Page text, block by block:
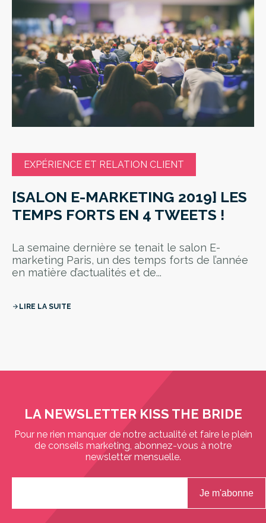
EXPÉRIENCE ET RELATION CLIENT
[SALON E-MARKETING 2019] LES
TEMPS FORTS EN 4 TWEETS !
La semaine dernière se tenait le salon E-
marketing Paris, un des temps forts de l’année
en matière d’actualités et de...
arrow_forward LIRE LA SUITE
LA NEWSLETTER KISS THE BRIDE
Pour ne rien manquer de notre actualité et faire le plein
de conseils marketing, abonnez-vous à notre
newsletter mensuelle.